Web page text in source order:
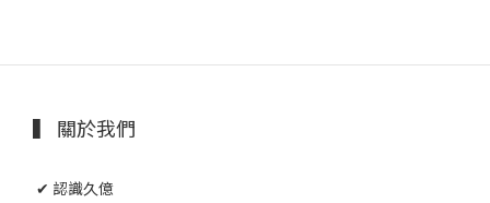
▍ 關於我們
✔ 認識久億